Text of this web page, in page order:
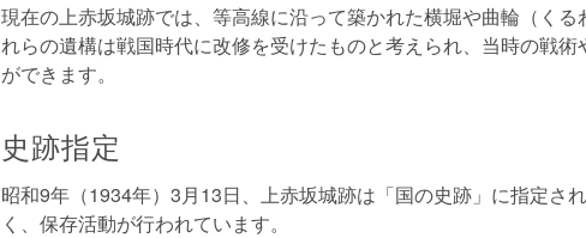
現在の上赤坂城跡では、等高線に沿って築かれた横堀や曲輪（くる
れらの遺構は戦国時代に改修を受けたものと考えられ、当時の戦
ができます。
史跡指定
昭和9年（1934年）3月13日、上赤坂城跡は「国の史跡」に指定さ
く、保存活動が行われています。